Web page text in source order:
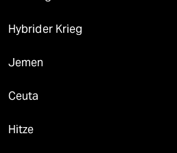
Hybrider Krieg
Jemen
Ceuta
Hitze